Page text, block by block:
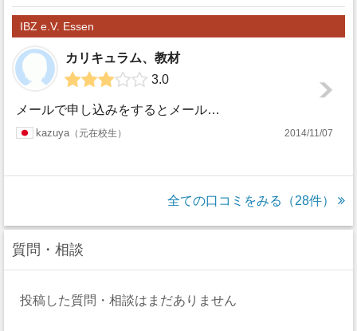
Essen
IBZ e.V. Essen
IBZ e.V.
カリキュラム、教材
3.0
メールで申し込みをするとメールでクラス分けテストの日程や授業料の振込み内容の返信がかえってきます。僕のときは試験の時までに授業料の４割を入金しておかなけれ...
kazuya 元在校生 2014/11/07
全ての口コミをみる（28件）
質問・相談
投稿した質問・相談はまだありません